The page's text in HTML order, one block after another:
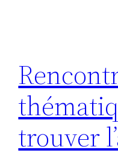
trouver